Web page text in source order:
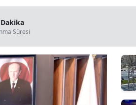
Çorum
Denizli
Diyarbakır
Süresi